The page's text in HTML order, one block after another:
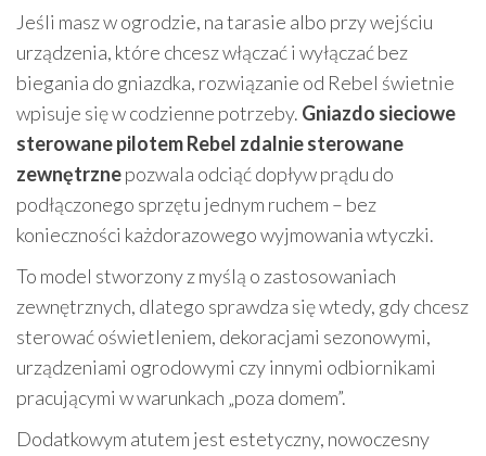
Jeśli masz w ogrodzie, na tarasie albo przy wejściu
urządzenia, które chcesz włączać i wyłączać bez
biegania do gniazdka, rozwiązanie od Rebel świetnie
wpisuje się w codzienne potrzeby. Gniazdo sieciowe
sterowane pilotem Rebel zdalnie sterowane
zewnętrznepozwala odciąć dopływ prądu do
podłączonego sprzętu jednym ruchem – bez
konieczności każdorazowego wyjmowania wtyczki.
To model stworzony z myślą o zastosowaniach
zewnętrznych, dlatego sprawdza się wtedy, gdy chcesz
sterować oświetleniem, dekoracjami sezonowymi,
urządzeniami ogrodowymi czy innymi odbiornikami
pracującymi w warunkach „poza domem”.
Dodatkowym atutem jest estetyczny, nowoczesny